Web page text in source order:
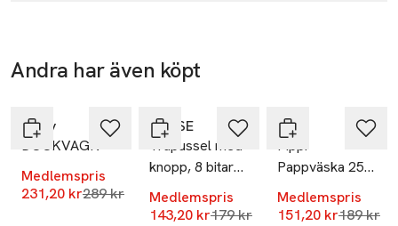
INDUSTIVÄGEN 7
Sweden
info@micki.se
Mobilnummer
0470704150
Andra har även köpt
Bluey
DOCKVAGN
Medlemspris
231,20 krLägsta pris 30 dagar
289 kr
-20%
BAMSE
Träpussel med
knopp, 8 bitar
Bamse
Medlemspris
143,20 krLägsta pris 30 dagar
179 kr
PIPPI
Pippi
Pappväska 25
Cm
Medlemspris
151,20 krLägsta
189 kr